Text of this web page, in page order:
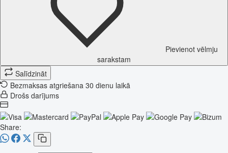
Pievienot vēlmju
sarakstam
Salīdzināt
Bezmaksas atgriešana 30 dienu laikā
Drošs darījums
Share: